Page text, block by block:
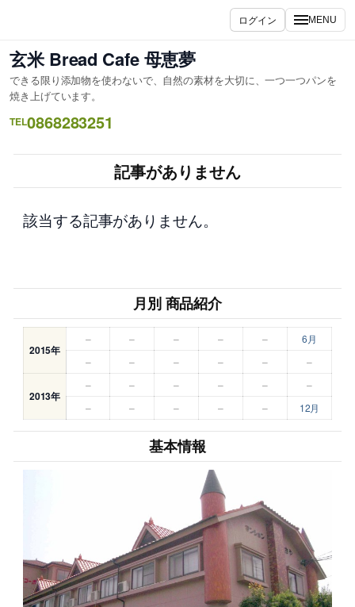
を
ス
キ
ッ
プ
ログイン MENU
玄米 Bread Cafe 母恵夢
できる限り添加物を使わないで、自然の素材を大切に、一つ一つパンを
焼き上げています。
TEL0868283251
記事がありません
該当する記事がありません。
月別 商品紹介
2015年
– – – – –
6月
–
– – – – –
2013年
– – – – –
–
–
– – – – 12月
基本情報